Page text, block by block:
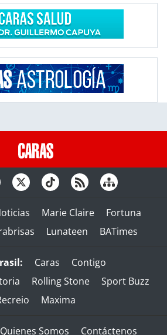
Marie Claire
Fortuna
Lunateen BATimes
Caras
Contigo
Rolling Stone
Sport Buzz
Maxima
Quienes Somos Contáctenos